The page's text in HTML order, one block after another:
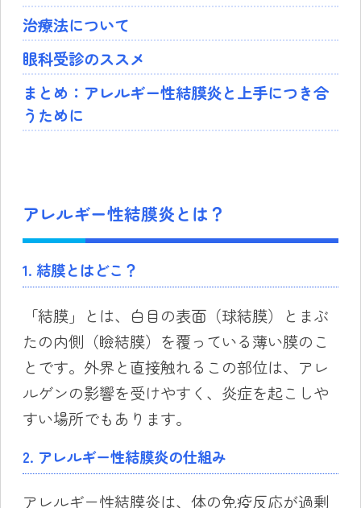
治療法について
眼科受診のススメ
まとめ：アレルギー性結膜炎と上手につき合
うために
アレルギー性結膜炎とは？
1. 結膜とはどこ？
「結膜」とは、白目の表面（球結膜）とまぶ
たの内側（瞼結膜）を覆っている薄い膜のこ
とです。外界と直接触れるこの部位は、アレ
ルゲンの影響を受けやすく、炎症を起こしや
すい場所でもあります。
2. アレルギー性結膜炎の仕組み
アレルギー性結膜炎は、体の免疫反応が過剰